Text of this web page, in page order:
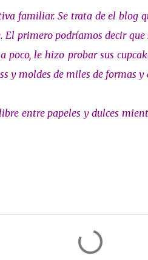
familiar. Se trata de el blog
El primero podríamos decir
poco, le hizo probar sus
y moldes de miles de formas y
entre papeles y dulces